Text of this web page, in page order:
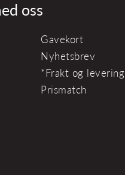
oss
Gavekort
Nyhetsbrev
*Frakt og levering
Prismatch